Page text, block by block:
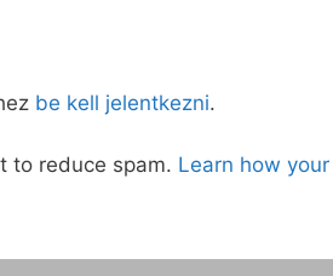
be kell jelentkezni.
to reduce spam. Learn how